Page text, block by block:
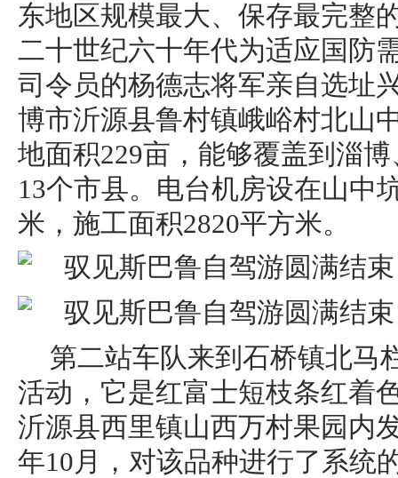
东地区规模最大、保存最完整
二十世纪六十年代为适应国防
司令员的杨德志将军亲自选址
博市沂源县鲁村镇峨峪村北山
地面积229亩，能够覆盖到淄
13个市县。电台机房设在山中
米，施工面积2820平方米。
第二站车队来到石桥镇北马
活动，它是红富士短枝条红着
沂源县西里镇山西万村果园内
年10月，对该品种进行了系统